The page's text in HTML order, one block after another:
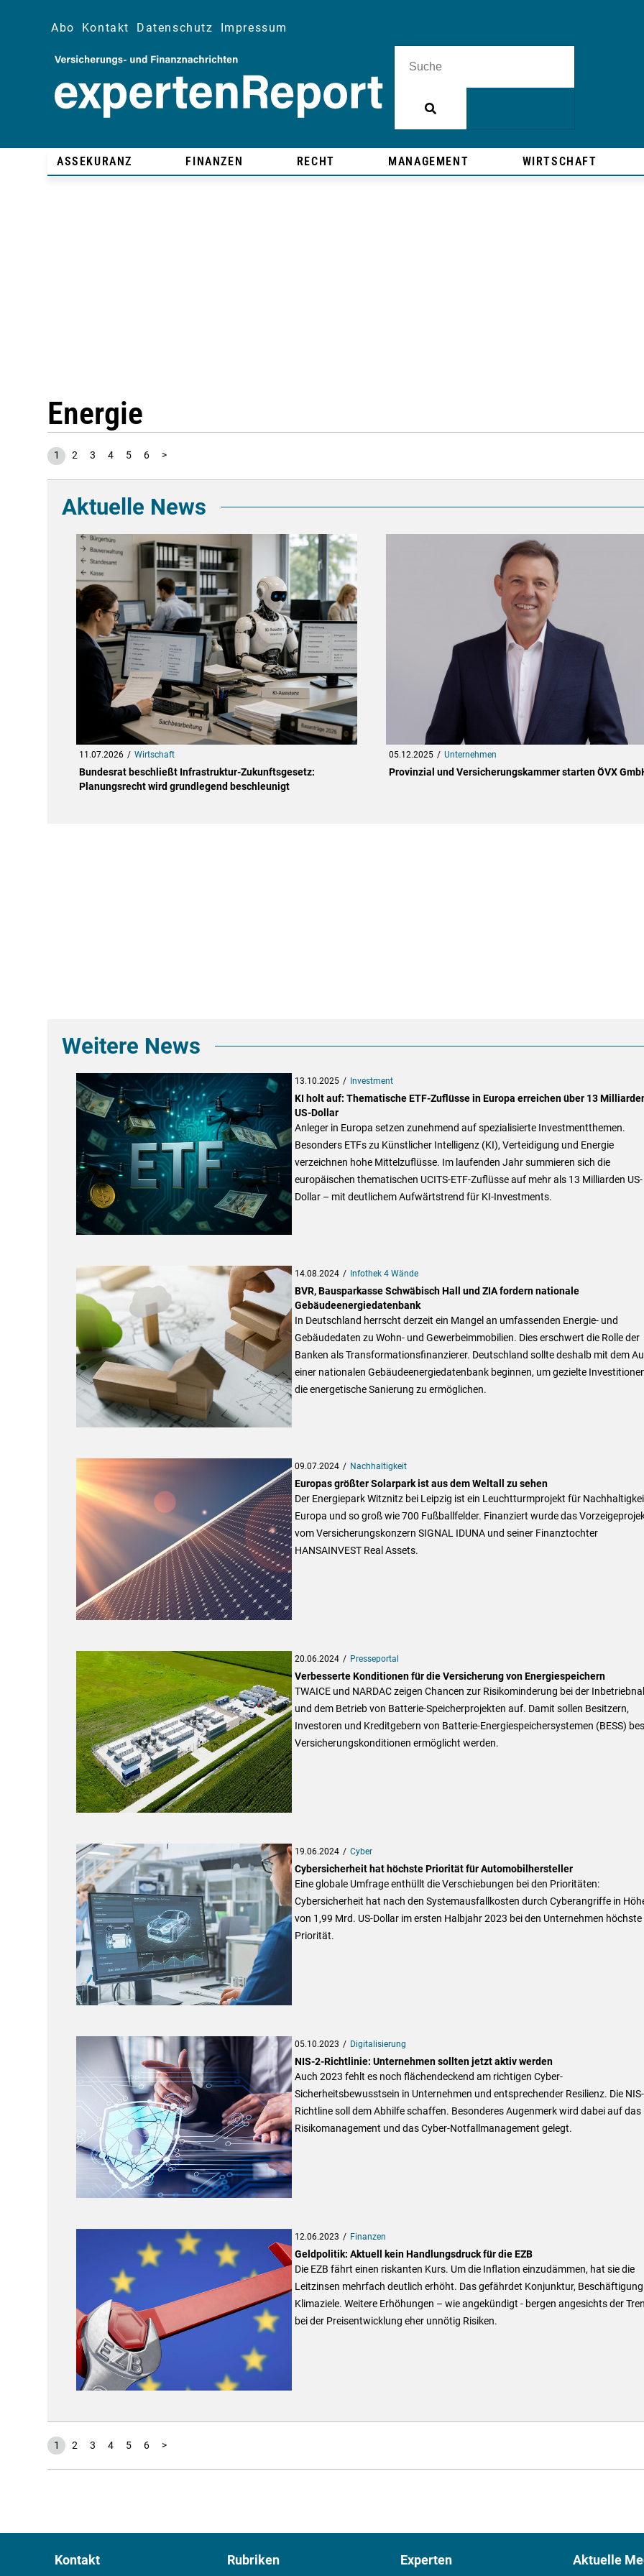
Abo Kontakt Datenschutz Impressum
ASSEKURANZ FINANZEN RECHT MANAGEMENT WIRTSCHAFT
Energie
1 2 3 4 5 6 >
Aktuelle News
11.07.2026 Wirtschaft
Bundesrat beschließt Infrastruktur-Zukunftsgesetz:
Planungsrecht wird grundlegend beschleunigt
05.12.2025 Unternehmen
Provinzial und Versicherungskammer starten ÖVX
Weitere News
13.10.2025 Investment
KI holt auf: Thematische ETF-Zuflüsse in Europa erreichen über 13
US-Dollar
Anleger in Europa setzen zunehmend auf spezialisierte Investmentthemen.
Besonders ETFs zu Künstlicher Intelligenz (KI), Verteidigung und Energie
verzeichnen hohe Mittelzuflüsse. Im laufenden Jahr summieren sich die
europäischen thematischen UCITS-ETF-Zuflüsse auf mehr als 13 Milliarden US-
Dollar – mit deutlichem Aufwärtstrend für KI-Investments.
14.08.2024 Infothek 4 Wände
BVR, Bausparkasse Schwäbisch Hall und ZIA fordern nationale
Gebäudeenergiedatenbank
In Deutschland herrscht derzeit ein Mangel an umfassenden Energie- und
Gebäudedaten zu Wohn- und Gewerbeimmobilien. Dies erschwert die Rolle der
Banken als Transformationsfinanzierer. Deutschland sollte deshalb mit dem
einer nationalen Gebäudeenergiedatenbank beginnen, um gezielte
die energetische Sanierung zu ermöglichen.
09.07.2024 Nachhaltigkeit
Europas größter Solarpark ist aus dem Weltall zu sehen
Der Energiepark Witznitz bei Leipzig ist ein Leuchtturmprojekt für
Europa und so groß wie 700 Fußballfelder. Finanziert wurde das
vom Versicherungskonzern SIGNAL IDUNA und seiner Finanztochter
HANSAINVEST Real Assets.
20.06.2024 Presseportal
Verbesserte Konditionen für die Versicherung von Energiespeichern
TWAICE und NARDAC zeigen Chancen zur Risikominderung bei der
und dem Betrieb von Batterie-Speicherprojekten auf. Damit sollen Besitzern,
Investoren und Kreditgebern von Batterie-Energiespeichersystemen (BESS)
Versicherungskonditionen ermöglicht werden.
19.06.2024 Cyber
Cybersicherheit hat höchste Priorität für Automobilhersteller
Eine globale Umfrage enthüllt die Verschiebungen bei den Prioritäten:
Cybersicherheit hat nach den Systemausfallkosten durch Cyberangriffe in
von 1,99 Mrd. US-Dollar im ersten Halbjahr 2023 bei den Unternehmen höchste
Priorität.
05.10.2023 Digitalisierung
NIS-2-Richtlinie: Unternehmen sollten jetzt aktiv werden
Auch 2023 fehlt es noch flächendeckend am richtigen Cyber-
Sicherheitsbewusstsein in Unternehmen und entsprechender Resilienz. Die
Richtline soll dem Abhilfe schaffen. Besonderes Augenmerk wird dabei auf das
Risikomanagement und das Cyber-Notfallmanagement gelegt.
12.06.2023 Finanzen
Geldpolitik: Aktuell kein Handlungsdruck für die EZB
Die EZB fährt einen riskanten Kurs. Um die Inflation einzudämmen, hat sie die
Leitzinsen mehrfach deutlich erhöht. Das gefährdet Konjunktur,
Klimaziele. Weitere Erhöhungen – wie angekündigt - bergen angesichts der
bei der Preisentwicklung eher unnötig Risiken.
1 2 3 4 5 6 >
Kontakt Rubriken Experten Aktuelle